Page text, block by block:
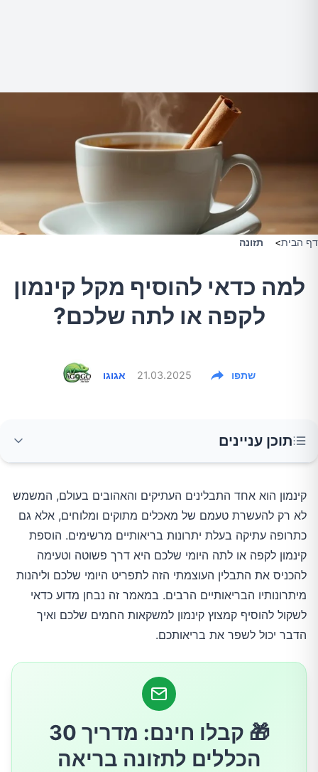
דף הבית> תזונה
למה כדאי להוסיף מקל קינמון
לקפה או לתה שלכם?
אגוגו 21.03.2025 שתפו
תוכן עניינים
קינמון: יותר מסתם תבלין טעים
יתרונות בריאותיים של קינמון
יתרונות הוספת קינמון לקפה
יתרונות הוספת קינמון לתה
איך להוסיף קינמון למשקאות החמים שלכם
קינמון הוא אחד התבלינים העתיקים והאהובים בעולם, המשמש
לא רק להעשרת טעמם של מאכלים מתוקים ומלוחים, אלא גם
כתרופה עתיקה בעלת יתרונות בריאותיים מרשימים. הוספת
קינמון לקפה או לתה היומי שלכם היא דרך פשוטה וטעימה
להכניס את התבלין העוצמתי הזה לתפריט היומי שלכם וליהנות
מיתרונותיו הבריאותיים הרבים. במאמר זה נבחן מדוע כדאי
לשקול להוסיף קמצוץ קינמון למשקאות החמים שלכם ואיך
הדבר יכול לשפר את בריאותכם.
🎁 קבלו חינם: מדריך 30
הכללים לתזונה בריאה